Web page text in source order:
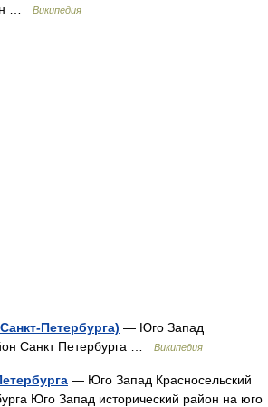
н …
Википедия
Петербурга) — Юго Запад
Санкт Петербурга …
Википедия
— Юго Запад Красносельский
Юго Запад исторический район на юго